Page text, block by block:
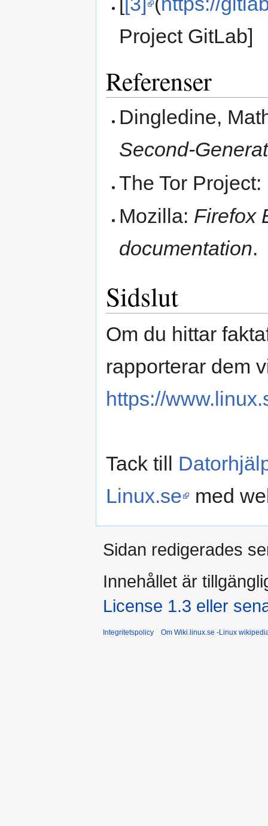
Project GitLab]
Referenser
Dingledine,
Second-
The Tor Project:
Mozilla: Firefox
documentation.
Sidslut
Om du hittar
rapporterar dem
https://
Tack till
Linux.se
med
Sidan redigerades
Innehållet är
License 1.3 eller
Integritetspolicy Om Wiki.linux.se -Linux